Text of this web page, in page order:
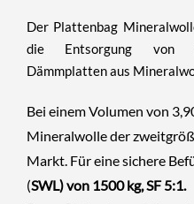
Der Plattenbag
die Entsorgung von
Dämmplatten aus
Bei einem Volumen von
Mineralwolle der
Markt. Für eine sichere
(SWL) von 1500 kg, SF 5:1.